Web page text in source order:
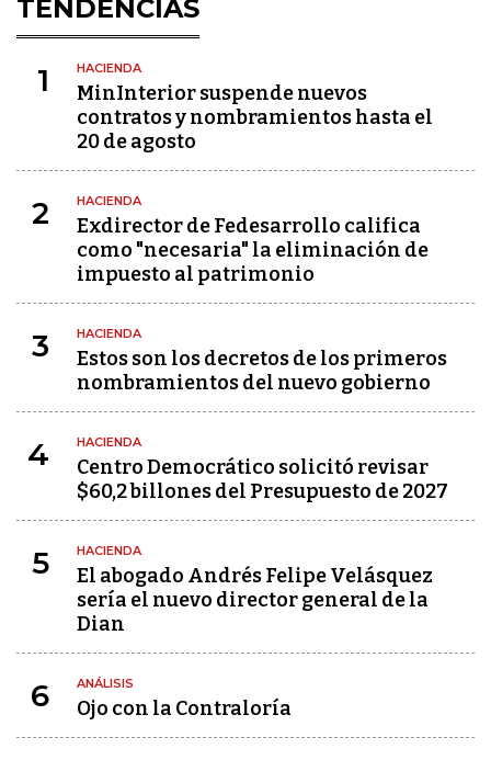
TENDENCIAS
1 HACIENDA
MinInterior suspende nuevos
contratos y nombramientos hasta el
20 de agosto
2 HACIENDA
Exdirector de Fedesarrollo califica
como "necesaria" la eliminación de
impuesto al patrimonio
3 HACIENDA
Estos son los decretos de los primeros
nombramientos del nuevo gobierno
4 HACIENDA
Centro Democrático solicitó revisar
$60,2 billones del Presupuesto de 2027
5 HACIENDA
El abogado Andrés Felipe Velásquez
sería el nuevo director general de la
Dian
6 ANÁLISIS
Ojo con la Contraloría